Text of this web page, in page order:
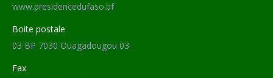
www.presidencedufaso.bf
Boite postale
03 BP 7030 Ouagadougou 03
Fax